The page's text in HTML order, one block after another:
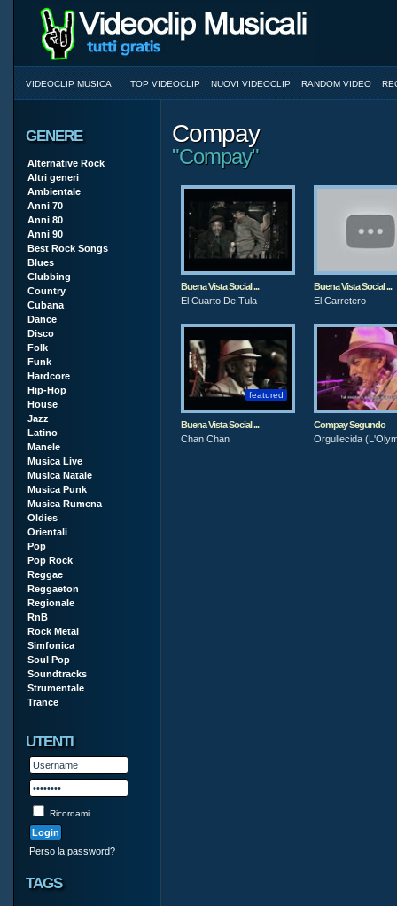
VIDEOCLIP MUSICA TOP VIDEOCLIP NUOVI VIDEOCLIP RANDOM VIDEO
GENERE
Alternative Rock
Altri generi
Ambientale
Anni 70
Anni 80
Anni 90
Best Rock Songs
Blues
Clubbing
Country
Cubana
Dance
Disco
Folk
Funk
Hardcore
Hip-Hop
House
Jazz
Latino
Manele
Musica Live
Musica Natale
Musica Punk
Musica Rumena
Oldies
Orientali
Pop
Pop Rock
Reggae
Reggaeton
Regionale
RnB
Rock Metal
Simfonica
Soul Pop
Soundtracks
Strumentale
Trance
UTENTI
Ricordami
Perso la password?
TAGS
Compay
"Compay"
Buena Vista Social ...
El Cuarto De Tula
Buena Vista Social ...
El Carretero
featured
Buena Vista Social ...
Chan Chan
Compay Segundo
Orgullecida